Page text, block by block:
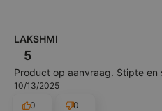
LAKSHMI
5
Product op aanvraag. Stipte en
10/13/2025
0
0